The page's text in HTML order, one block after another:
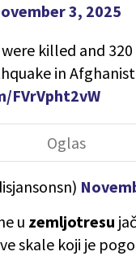
3, 2025
killed and 320
in
FVrVpht2vW
u zemljotresu
skale koji je